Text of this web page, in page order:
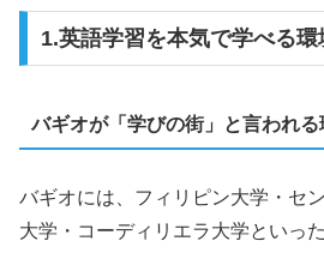
1.英語学習を本気で学べる環
バギオが「学びの街」と言われる
バギオには、フィリピン大学・セ
大学・コーディリエラ大学といっ